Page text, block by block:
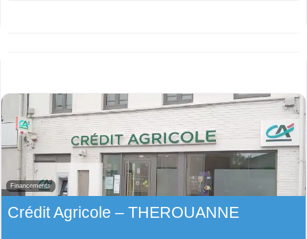
Financements
Crédit Agricole – THEROUANNE